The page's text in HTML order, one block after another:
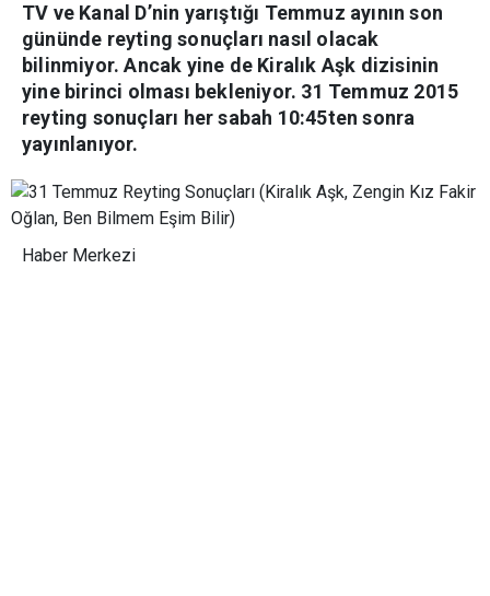
TV ve Kanal D’nin yarıştığı Temmuz ayının son
gününde reyting sonuçları nasıl olacak
bilinmiyor. Ancak yine de Kiralık Aşk dizisinin
yine birinci olması bekleniyor. 31 Temmuz 2015
reyting sonuçları her sabah 10:45ten sonra
yayınlanıyor.
Haber Merkezi